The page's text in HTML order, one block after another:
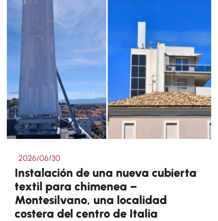
2026/06/30
Instalación de una nueva cubierta
textil para chimenea –
Montesilvano, una localidad
costera del centro de Italia